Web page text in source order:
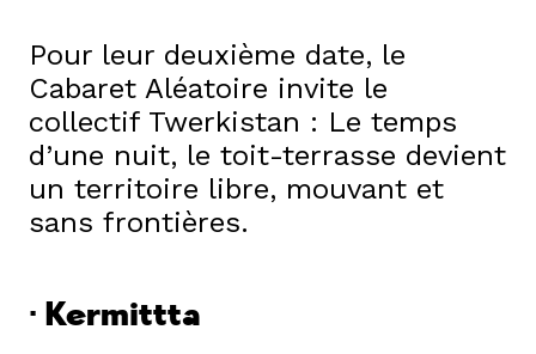
Pour leur deuxième date, le
Cabaret Aléatoire invite le
collectif Twerkistan : Le temps
d’une nuit, le toit-terrasse devient
un territoire libre, mouvant et
sans frontières.
· Kermittta